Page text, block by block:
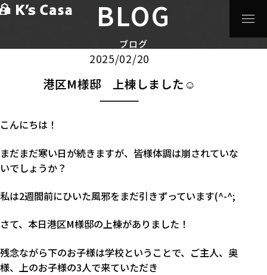
BLOG
ブログ
注文住宅> 港区M様邸 上棟しました☺
2025/02/20
港区M様邸 上棟しました☺
こんにちは！
まだまだ寒い日が続きますが、皆様体調は崩されていな
いでしょうか？
私は2週間前にひいた風邪をまだ引きずっています(^-^;
さて、本日港区M様邸の上棟がありました！
残念ながら下のお子様は学校ということで、ご主人、奥
様、上のお子様の3人で来ていただき